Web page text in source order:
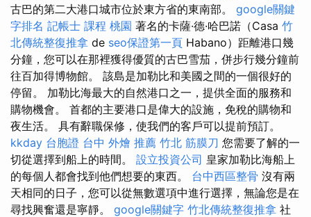
古巴的第二大港口城市位於東方省的東南部。 google關鍵
字排名 記帳士 課程 桃園 著名的卡薩·德·哈巴諾（Casa 竹
北傳統整復推拿 de seo保證第一頁 Habano）距離港口幾
分鐘，您可以在那裡獲得優質的古巴雪茄，併步行幾分鐘前
往百加得博物館。 該島是加勒比和美國之間的一個很好的
停留。 加勒比海最大的自然港口之一，提供全面的服務和
購物機會。 首都的主要港口是偉大的設施，免稅的購物和
夜生活。 具有辭職保修，使我們的客戶可以提前預訂。
kkday 台胞證 台中 外燴 推薦 竹北 筋膜刀 您需要了解的一
切從選擇到船上的時間。 設立投資公司 皇家加勒比海船上
的每個人都會找到他們想要的東西。 台中西區整骨 沒有兩
天相同的日子，您可以從無數選項中進行選擇，無論您是在
尋找興奮還是寧靜。 google關鍵字 竹北傳統整復推拿 社